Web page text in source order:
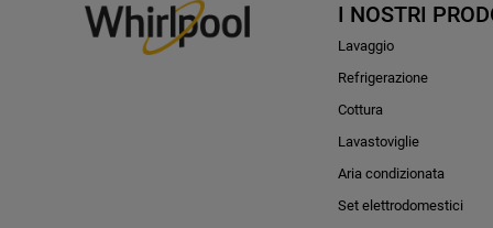
I NOSTRI
Lavaggio
Refrigerazione
Cottura
Lavastoviglie
Aria condizionata
Set elettrodomestici